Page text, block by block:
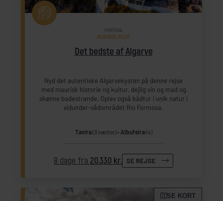
Det bedste af Algarve
PORTUGAL
INDIVIDUEL REJSE
Nyd det autentiske Algarvekysten på denne rejse
med maurisk historie og kultur, dejlig vin og mad og
skønne badestrande. Oplev også bådtur i unik natur i
vidunder-vådområdet Rio Formosa.
Tavira(3 nætter) Albufeira(4)
8 dage fra20.330 kr. SE REJSE
SE KORT